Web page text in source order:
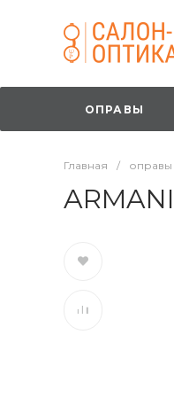
ОПРАВЫ
Главная / оправы